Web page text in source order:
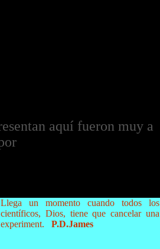
aquí fueron muy a
Llega un momento cuando todos los
científicos, Dios, tiene que cancelar una
experiment. P.D.James